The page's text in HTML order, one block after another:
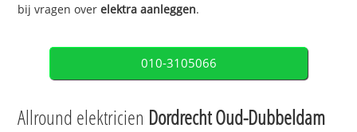
bij vragen overelektra aanleggen.
010-3105066
Allround elektricien Dordrecht Oud-Dubbeldam